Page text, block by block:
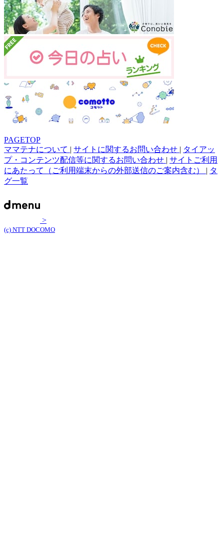
PAGETOP
ママテナについて | サイトに関するお問い合わせ | タイアッ
プ・コンテンツ配信等に関するお問い合わせ | サイトご利用
にあたって（ご利用端末からの外部送信のご案内含む） | タ
グ一覧
>
(c) NTT DOCOMO